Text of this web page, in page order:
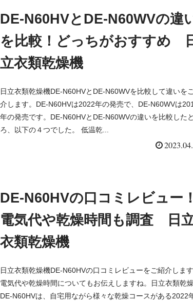
DE-N60HVとDE-N60WVの違
を比較！どっちがおすすめ
立衣類乾燥機
日立衣類乾燥機DE-N60HVとDE-N60WVを比較して違いを
介します。DE-N60HVは2022年の発売で、DE-N60WVは
年の発売です。DE-N60HVとDE-N60WVの違いを比較した
ろ、以下の４つでした。 低温乾...
DE-N60HVの口コミレビュー！
電気代や乾燥時間も調査 日
衣類乾燥機
日立衣類乾燥機DE-N60HVの口コミレビューをご紹介します
電気代や乾燥時間についてもお伝えしますね。日立衣類乾
DE-N60HVは、自宅用ながら様々な乾燥コースがある2022